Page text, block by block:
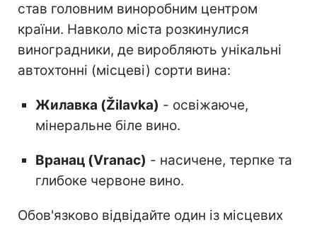
став головним виноробним центром
країни. Навколо міста розкинулися
виноградники, де виробляють унікальні
автохтонні (місцеві) сорти вина:
Жилавка (Žilavka) - освіжаюче,
мінеральне біле вино.
Вранац (Vranac) - насичене, терпке та
глибоке червоне вино.
Обов'язково відвідайте один із місцевих